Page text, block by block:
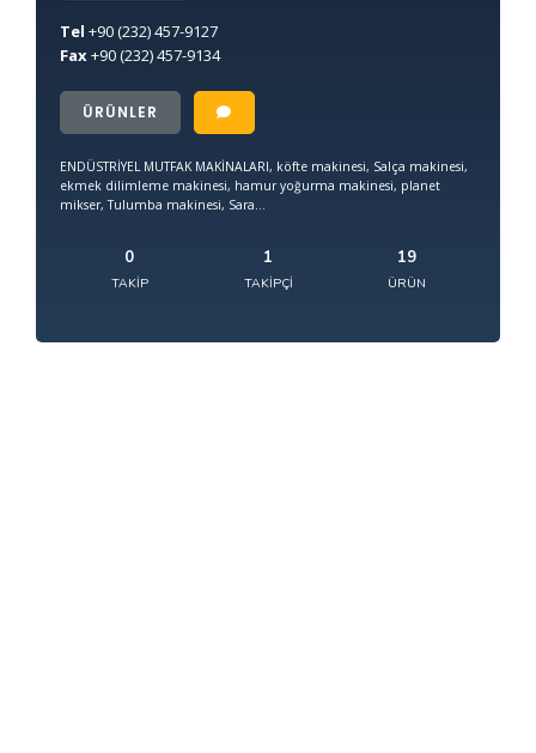
Tel +90(232) 457-9127
Fax+90(232) 457-9134
ÜRÜNLER
ENDÜSTRİYEL MUTFAK MAKİNALARI, köfte makinesi, Salça makinesi,
ekmek dilimleme makinesi, hamur yoğurma makinesi, planet
mikser, Tulumba makinesi, Sara...
0
TAKIP
1
TAKIPÇI
19
ÜRÜN